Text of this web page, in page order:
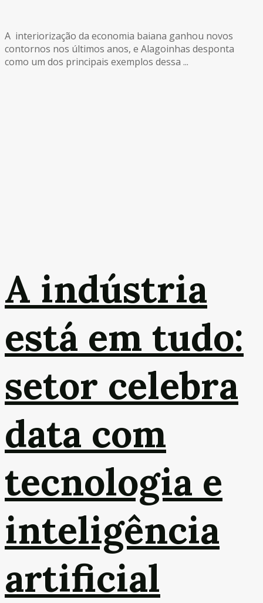
A interiorização da economia baiana ganhou novos
contornos nos últimos anos, e Alagoinhas desponta
como um dos principais exemplos dessa ...
A indústria
está em tudo:
setor celebra
data com
tecnologia e
inteligência
artificial